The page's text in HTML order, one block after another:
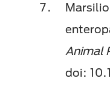
Animal
doi: